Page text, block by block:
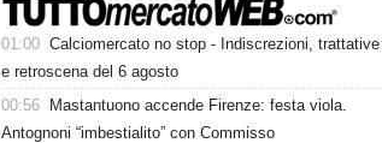
01:00 Calciomercato no stop - Indiscrezioni, trattative
e retroscena del 6 agosto
00:56
Mastantuono accende Firenze: festa viola.
Antognoni “imbestialito” con Commisso